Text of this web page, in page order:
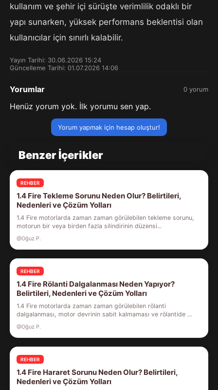
kullanım ve şehir içi sürüşte verimlilik odaklı bir
yapı sunarken, yüksek performans beklentisi olan
kullanıcılar için sınırlı kalabilir.
Yayın Tarihi: 30.06.2026 15:24
Güncelleme Tarihi: 01.07.2026 14:06
Yorumlar 0 yorum
Henüz yorum yok. İlk yorumu sen yap.
Yorum yapmak için hesap oluştur!
Benzer İçerikler
REHBER
1.4 Fire Tekleme Sorunu Neden Olur? Belirtileri,
Nedenleri ve Çözüm Yolları
1.4 Fire motorlarda zaman zaman görülebilen tekleme sorunu,
motorun bir veya birden fazla silindirinin düzensi...
@Oğuz P.
REHBER
1.4 Fire Rölanti Dalgalanması Neden Yapıyor?
Belirtileri, Nedenleri ve Çözüm Yolları
1.4 Fire motorlarda zaman zaman görülebilen rölanti
dalgalanması, motor devrinin sabit kalmaması ve rölantide ...
@Oğuz P.
REHBER
1.4 Fire Hararet Sorunu Neden Olur? Belirtileri,
Nedenleri ve Çözüm Yolları